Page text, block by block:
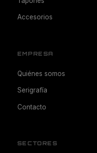
Accesorios
EMPRESA
Quiénes somos
Serigrafía
Contacto
SECTORES